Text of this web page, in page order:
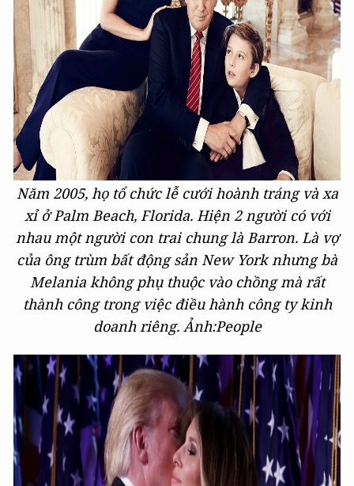
Năm 2005, họ tổ chức lễ cưới hoành tráng và xa
xỉ ở Palm Beach, Florida. Hiện 2 người có với
nhau một người con trai chung là Barron. Là vợ
của ông trùm bất động sản New York nhưng bà
Melania không phụ thuộc vào chồng mà rất
thành công trong việc điều hành công ty kinh
doanh riêng. Ảnh:People